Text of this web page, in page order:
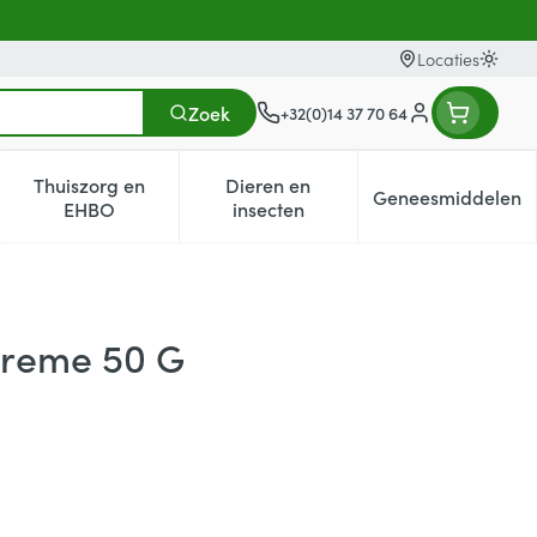
Locaties
Zoek +32(0)14 37 70 64
Klant menu
categorie
voor Natuur geneeskunde categorie
Thuiszorg en
EHBOToon submenu voor Thuiszorg en EHBO categorie
Dieren en
insecten
Toon submenu voor Dieren en
Geneesmiddelen
Toon
50 G